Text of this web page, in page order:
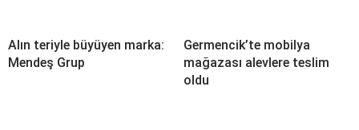
Alın teriyle büyüyen marka:
Mendeş Grup
Germencik’te mobilya
mağazası alevlere teslim
oldu